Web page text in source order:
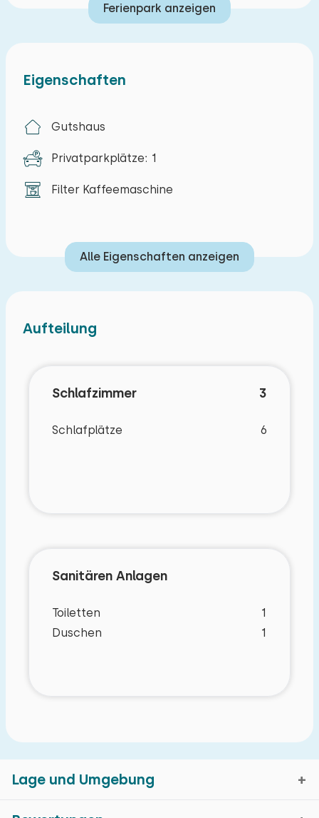
Eigenschaften
Gutshaus
Privatparkplätze: 1
Filter Kaffeemaschine
Alle Eigenschaften anzeigen
Aufteilung
Schlafzimmer 3
Schlafplätze 6
Sanitären Anlagen
Toiletten
1
Duschen
1
Lage und Umgebung
Ferienpark anzeigen